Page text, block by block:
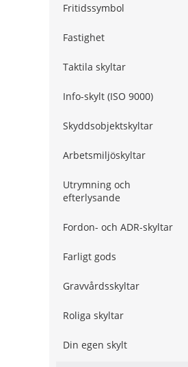
Fritidssymbol
Fastighet
Taktila skyltar
Info-skylt (ISO 9000)
Skyddsobjektskyltar
Arbetsmiljöskyltar
Utrymning och
efterlysande
Fordon- och ADR-skyltar
Farligt gods
Gravvårdsskyltar
Roliga skyltar
Din egen skylt